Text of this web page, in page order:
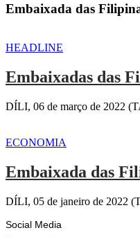
Embaixada das
HEADLINE
Embaixadas das
DÍLI, 06 de março de 2022
ECONOMIA
Embaixada das
DÍLI, 05 de janeiro de 2022
Social Media